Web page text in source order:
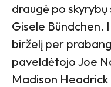
draugė po
Gisele Bündchen.
birželį per
paveldėtojo Joe
Madison